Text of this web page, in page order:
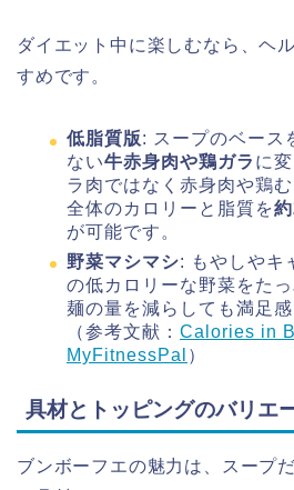
ダイエット中に楽しむなら、ヘ
すめです。
低脂質版: スープのベース
ない牛赤身肉や鶏ガラ に
ラ肉ではなく赤身肉や鶏
全体のカロリーと脂質を
が可能です。
野菜マシマシ: もやしやキ
の低カロリーな野菜をた
麺の量を減らしても満足感
（参考文献： Calories in
MyFitnessPal ）
具材とトッピングのバリエ
ブンボーフエの魅力は、スープ